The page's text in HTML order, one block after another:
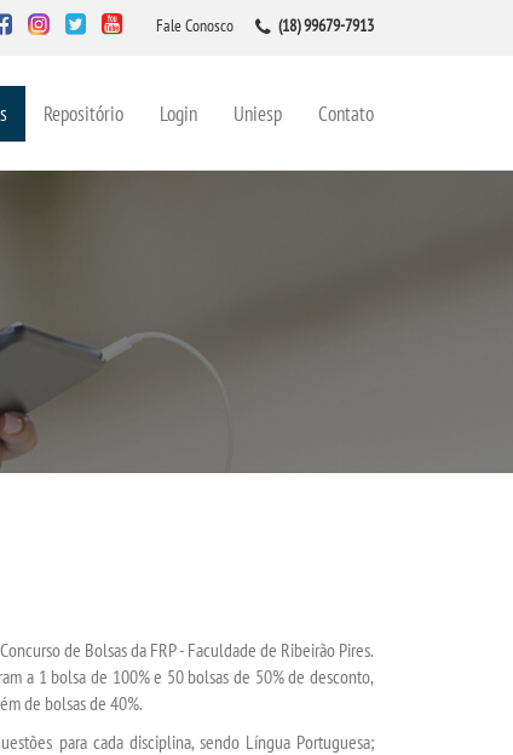
Fale Conosco (18) 99679-7913
Repositório Login Uniesp Contato
de Bolsas da FRP - Faculdade de Ribeirão Pires.
a 1 bolsa de 100% e 50 bolsas de 50% de desconto,
de bolsas de 40%.
para cada disciplina, sendo Língua Portuguesa;